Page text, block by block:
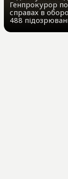
Генпрокурор
справах в
488